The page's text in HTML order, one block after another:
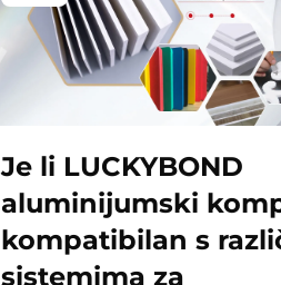
Je li LUCKYBOND
aluminijumski
kompatibilan s
sistemima za